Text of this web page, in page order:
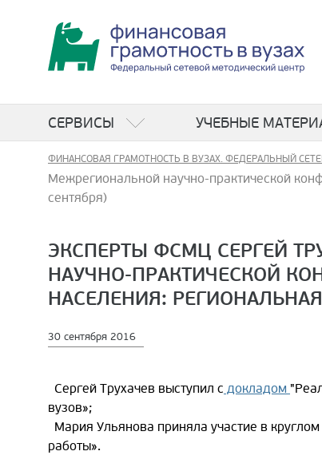
СЕРВИСЫ УЧЕБНЫЕ
ФИНАНСОВАЯ ГРАМОТНОСТЬ В ВУЗАХ. ФЕДЕРАЛЬНЫЙ
Межрегиональной научно-практической
сентября)
ЭКСПЕРТЫ ФСМЦ СЕРГЕЙ
НАУЧНО-ПРАКТИЧЕСКОЙ
НАСЕЛЕНИЯ:
30 сентября 2016
Сергей Трухачев выступил с докладом
вузов»;
Мария Ульянова приняла участие в
работы».